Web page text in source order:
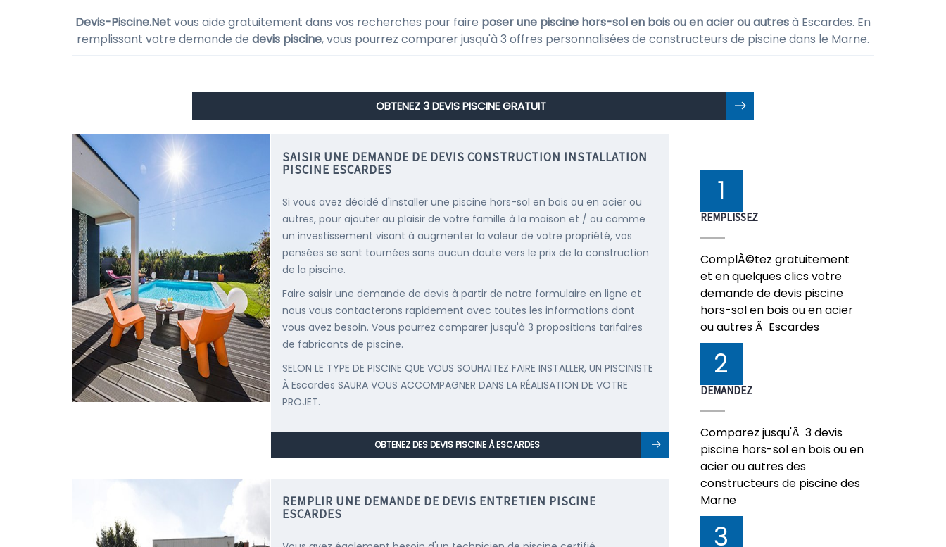
Devis-Piscine.Netvous aide gratuitement dans vos recherches pour faire poser une piscine hors-sol en bois ou en acier ou autresà Escardes. En
remplissant votre demande de devis piscine, vous pourrez comparer jusqu'à 3 offres personnalisées de constructeurs de piscine dans le Marne.
OBTENEZ 3 DEVIS PISCINE GRATUIT
SAISIR UNE DEMANDE DE DEVIS CONSTRUCTION INSTALLATION
PISCINE ESCARDES
Si vous avez décidé d'installer une piscine hors-sol en bois ou en acier ou
autres, pour ajouter au plaisir de votre famille à la maison et / ou comme
un investissement visant à augmenter la valeur de votre propriété, vos
pensées se sont tournées sans aucun doute vers le prix de la construction
de la piscine.
Faire saisir une demande de devis à partir de notre formulaire en ligne et
nous vous contacterons rapidement avec toutes les informations dont
vous avez besoin. Vous pourrez comparer jusqu'à 3 propositions tarifaires
de fabricants de piscine.
SELON LE TYPE DE PISCINE QUE VOUS SOUHAITEZ FAIRE INSTALLER, UN PISCINISTE
À Escardes SAURA VOUS ACCOMPAGNER DANS LA RÉALISATION DE VOTRE
PROJET.
OBTENEZ DES DEVIS PISCINE À ESCARDES
REMPLIR UNE DEMANDE DE DEVIS ENTRETIEN PISCINE
ESCARDES
1
REMPLISSEZ
ComplÃ©tez gratuitement
et en quelques clics votre
demande de devis piscine
hors-sol en bois ou en acier
ou autres Ã Escardes
2
DEMANDEZ
Comparez jusqu'Ã 3 devis
piscine hors-sol en bois ou en
acier ou autres des
constructeurs de piscine des
Marne
3